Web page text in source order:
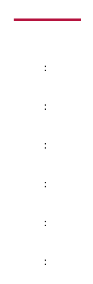
:
:
:
:
:
: